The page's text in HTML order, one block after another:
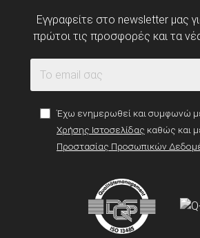
Εγγραφείτε στο newsletter μας
πρώτοι τις προσφορές και τα
Έχω ενημερωθεί και συμφωνώ
Χρήσης Ιστοσελίδας καθώς και
Προστασίας Προσωπικών